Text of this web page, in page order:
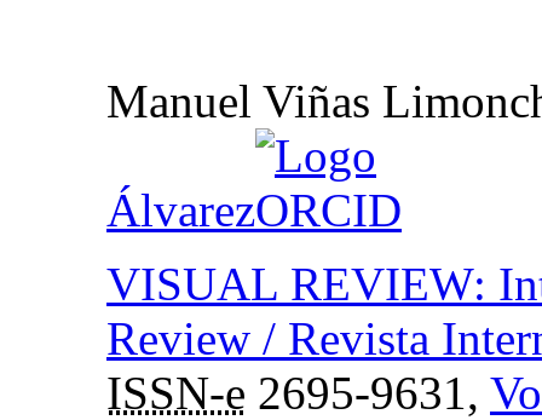
Manuel Viñas
Álvarez
VISUAL REVIEW:
Review / Revista
ISSN-e 2695-9631,